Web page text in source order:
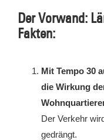
Der Vorwand:
Fakten:
Mit Tempo 30
die Wirkung
Der Verkehr
gedrängt.